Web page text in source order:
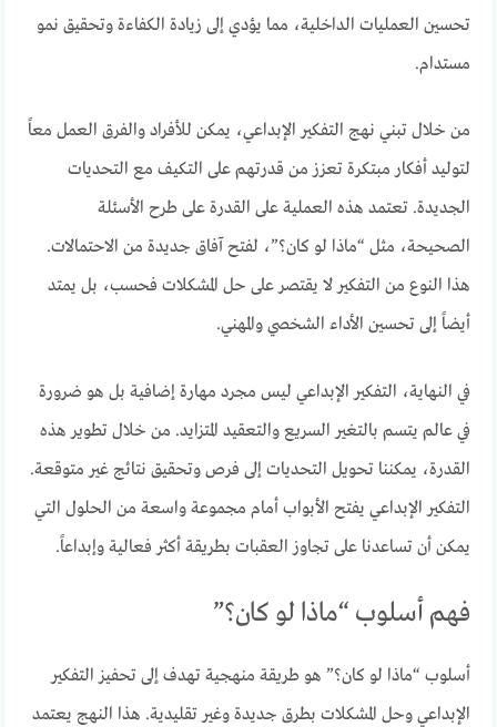
تحسين العمليات الداخلية، مما يؤدي إلى زيادة الكفاءة وتحقيق نمو
مستدام.
من خلال تبني نهج التفكير الإبداعي، يمكن للأفراد والفرق العمل معاً
لتوليد أفكار مبتكرة تعزز من قدرتهم على التكيف مع التحديات
الجديدة. تعتمد هذه العملية على القدرة على طرح الأسئلة
الصحيحة، مثل “ماذا لو كان؟”، لفتح آفاق جديدة من الاحتمالات.
هذا النوع من التفكير لا يقتصر على حل المشكلات فحسب، بل يمتد
أيضاً إلى تحسين الأداء الشخصي والمهني.
في النهاية، التفكير الإبداعي ليس مجرد مهارة إضافية بل هو ضرورة
في عالم يتسم بالتغير السريع والتعقيد المتزايد. من خلال تطوير هذه
القدرة، يمكننا تحويل التحديات إلى فرص وتحقيق نتائج غير متوقعة.
التفكير الإبداعي يفتح الأبواب أمام مجموعة واسعة من الحلول التي
يمكن أن تساعدنا على تجاوز العقبات بطريقة أكثر فعالية وإبداعاً.
فهم أسلوب “ماذا لو كان؟”
أسلوب “ماذا لو كان؟” هو طريقة منهجية تهدف إلى تحفيز التفكير
الإبداعي وحل المشكلات بطرق جديدة وغير تقليدية. هذا النهج يعتمد